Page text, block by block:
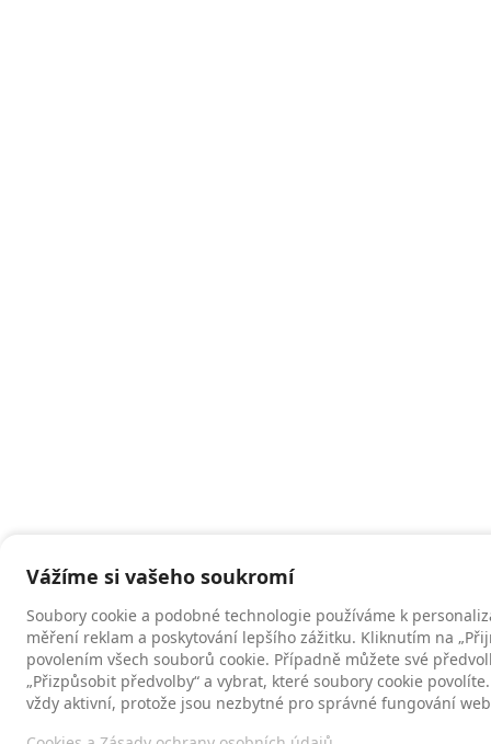
Vážíme si vašeho soukromí
Soubory cookie a podobné technologie používáme k
měření reklam a poskytování lepšího zážitku. Kliknutím na
povolením všech souborů cookie. Případně můžete své
„Přizpůsobit předvolby“ a vybrat, které soubory cookie
vždy aktivní, protože jsou nezbytné pro správné fungování